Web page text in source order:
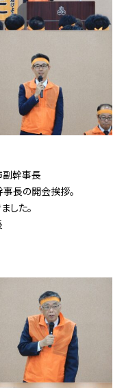
幹事長
長の開会挨拶。
した。